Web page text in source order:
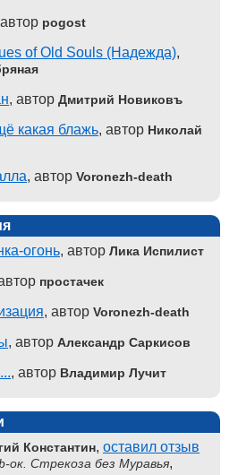
pogost
of Old Souls (Надежда),
, автор Дмитрий Новиковъ
какая блажь, автор Николай
, автор Voronezh-death
огонь, автор Лика Испилист
простачек
, автор Voronezh-death
, автор Александр Саркисов
, автор Владимир Лучит
Константин, оставил отзыв
ок. Стрекоза без Муравья,